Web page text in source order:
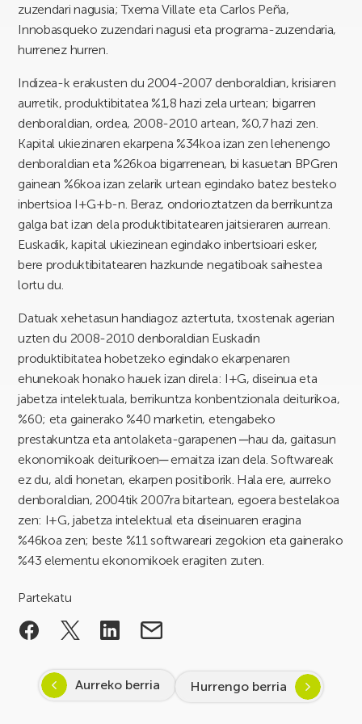
zuzendari nagusia; Txema Villate eta Carlos Peña,
Innobasqueko zuzendari nagusi eta programa-zuzendaria,
hurrenez hurren.
Indizea-k erakusten du 2004-2007 denboraldian, krisiaren
aurretik, produktibitatea %1,8 hazi zela urtean; bigarren
denboraldian, ordea, 2008-2010 artean, %0,7 hazi zen.
Kapital ukiezinaren ekarpena %34koa izan zen lehenengo
denboraldian eta %26koa bigarrenean, bi kasuetan BPGren
gainean %6koa izan zelarik urtean egindako batez besteko
inbertsioa I+G+b-n. Beraz, ondorioztatzen da berrikuntza
galga bat izan dela produktibitatearen jaitsieraren aurrean.
Euskadik, kapital ukiezinean egindako inbertsioari esker,
bere produktibitatearen hazkunde negatiboak saihestea
lortu du.
Datuak xehetasun handiagoz aztertuta, txostenak agerian
uzten du 2008-2010 denboraldian Euskadin
produktibitatea hobetzeko egindako ekarpenaren
ehunekoak honako hauek izan direla: I+G, diseinua eta
jabetza intelektuala, berrikuntza konbentzionala deiturikoa,
%60; eta gainerako %40 marketin, etengabeko
prestakuntza eta antolaketa-garapenen ─hau da, gaitasun
ekonomikoak deiturikoen─ emaitza izan dela. Softwareak
ez du, aldi honetan, ekarpen positiborik. Hala ere, aurreko
denboraldian, 2004tik 2007ra bitartean, egoera bestelakoa
zen: I+G, jabetza intelektual eta diseinuaren eragina
%46koa zen; beste %11 softwareari zegokion eta gainerako
%43 elementu ekonomikoek eragiten zuten.
Partekatu
Aurreko berria Hurrengo berria